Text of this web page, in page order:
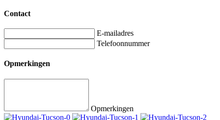
Contact
E-mailadres
Telefoonnummer
Opmerkingen
Opmerkingen